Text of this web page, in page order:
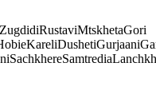
ZugdidiRustaviMtskhetaGori
KareliDushetiGurjaani
SachkhereSamtredia